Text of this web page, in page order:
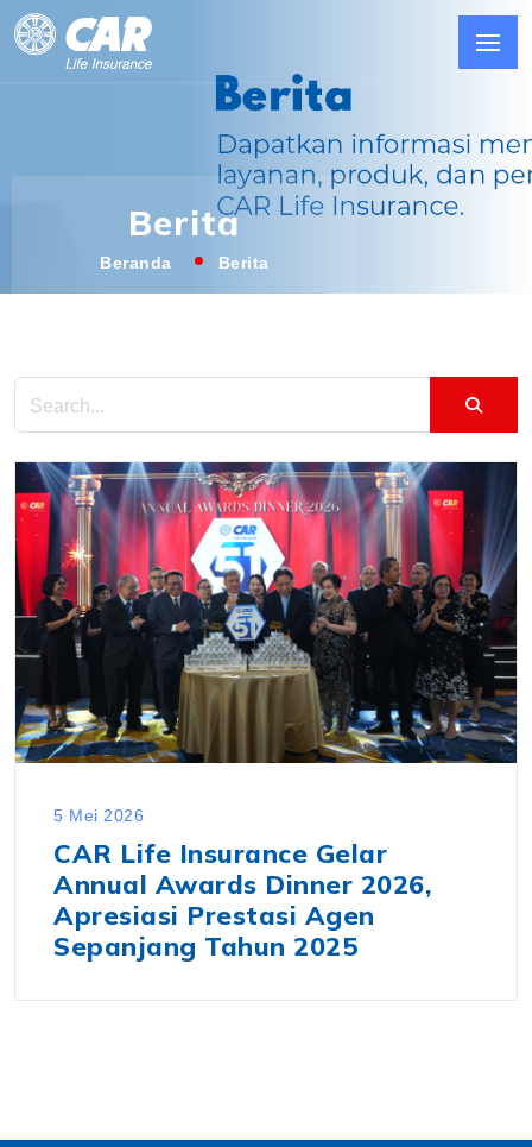
Berita
Beranda Berita
5 Mei 2026
CAR Life Insurance Gelar
Annual Awards Dinner 2026,
Apresiasi Prestasi Agen
Sepanjang Tahun 2025